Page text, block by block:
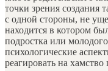
точки зрения создания
с одной стороны, не
находится в котором
подростка или
психологические
реагировать на хамство